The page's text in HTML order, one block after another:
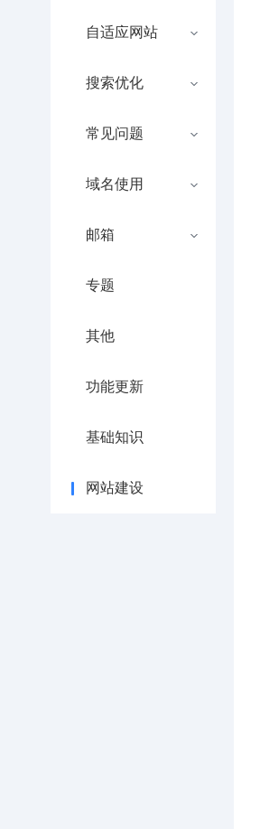
自适应网站
搜索优化
常见问题
域名使用
邮箱
专题
其他
功能更新
基础知识
网站建设